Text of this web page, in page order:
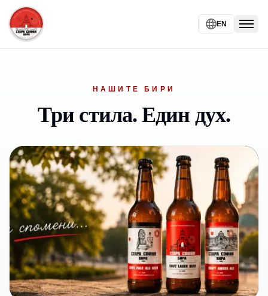
EN
НАШИТЕ БИРИ
Три стила. Един дух.